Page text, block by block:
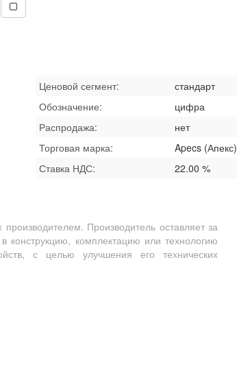
Ценовой сегмент:
стандарт
Обозначение:
цифра
Распродажа:
нет
Торговая марка:
Apecs (Апекс)
Ставка НДС:
22.00 %
Производитель оставляет за
конструкцию, комплектацию или технологию
с целью улучшения его технических